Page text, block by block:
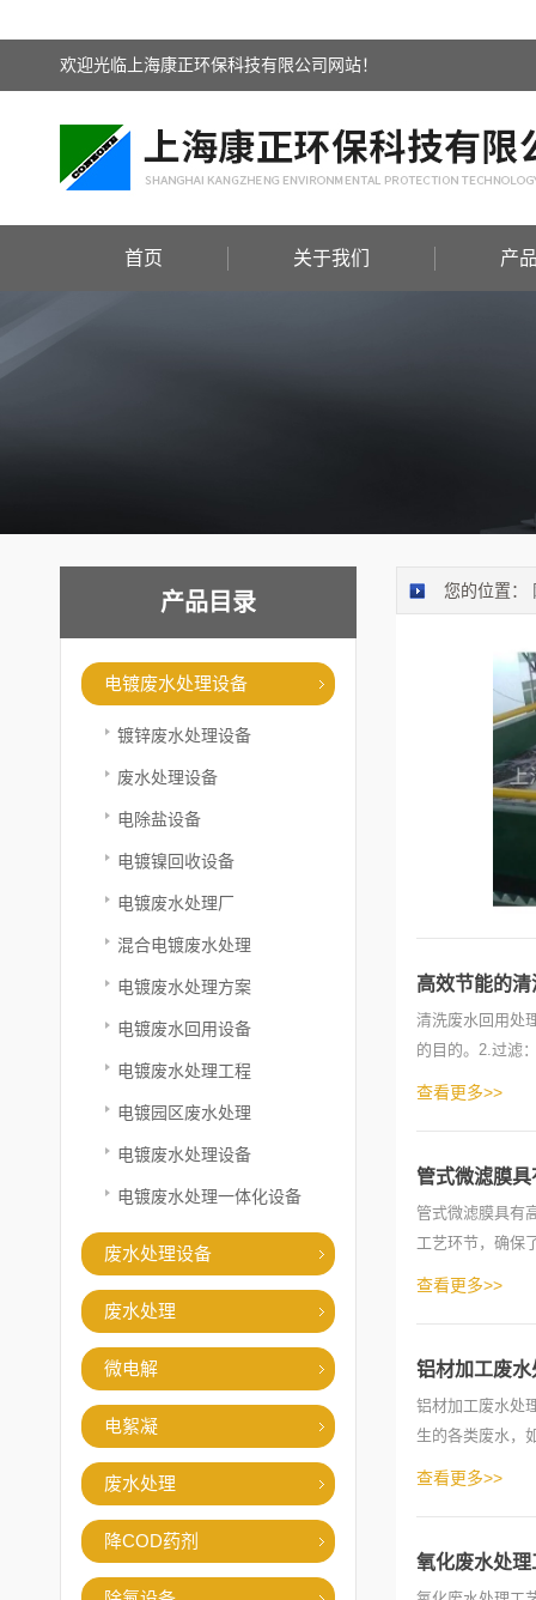
欢迎光临上海康正环保科技有限公司网站！
首页 关于我们 产
产品目录
电镀废水处理设备
镀锌废水处理设备
废水处理设备
电除盐设备
电镀镍回收设备
电镀废水处理厂
混合电镀废水处理
电镀废水处理方案
电镀废水回用设备
电镀废水处理工程
电镀园区废水处理
电镀废水处理设备
电镀废水处理一体化设备
废水处理设备
废水处理
微电解
电絮凝
废水处理
降COD药剂
您的位置：
高效节能的
清洗废水回用处
的目的。2.过滤
泡...
查看更多>>
管式微滤膜
管式微滤膜具有
工艺环节，确保
到0.1...
查看更多>>
铝材加工废
铝材加工废水处
生的各类废水，
栅、...
查看更多>>
氧化废水处